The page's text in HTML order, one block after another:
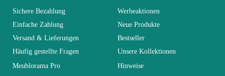
Alter Erwachsener
Kollektion SWITCH
Farben Braun - Holz
You Must Login To Review
Sichere Bezahlung
Einfache Zahlung
Versand & Lieferungen
Häufig gestellte Fragen
Meublorama Pro
Werbeaktionen
Neue Produkte
Bestseller
Unsere Kollektionen
Hinweise